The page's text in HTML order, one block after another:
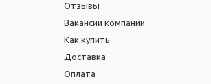
Отзывы
Вакансии компании
Как купить
Доставка
Оплата